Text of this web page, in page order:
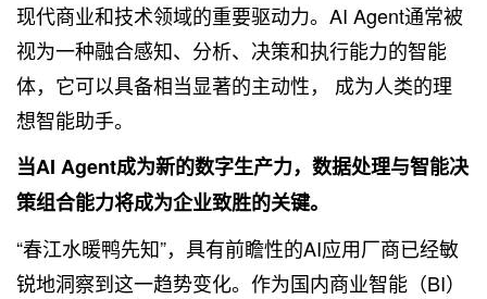
现代商业和技术领域的重要驱动力。AI Agent通常被
视为一种融合感知、分析、决策和执行能力的智能
体，它可以具备相当显著的主动性， 成为人类的理
想智能助手。
当AI Agent成为新的数字生产力，数据处理与智能决
策组合能力将成为企业致胜的关键。
“春江水暖鸭先知”，具有前瞻性的AI应用厂商已经敏
锐地洞察到这一趋势变化。作为国内商业智能（BI）